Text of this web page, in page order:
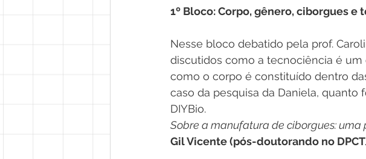
1º Bloco: Corpo, gênero, ciborgues e
Nesse bloco debatido pela prof.
discutidos como a tecnociência é
como o corpo é constituído dentro
caso da pesquisa da Daniela, quanto
DIYBio.
Sobre a manufatura de ciborgues:
Gil Vicente (pós-doutorando no